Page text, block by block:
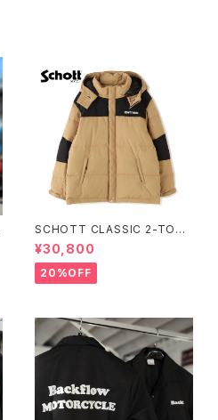
SCHOTT CLASSIC 2-TONE
DOWN JACKET
¥30,800
20%OFF